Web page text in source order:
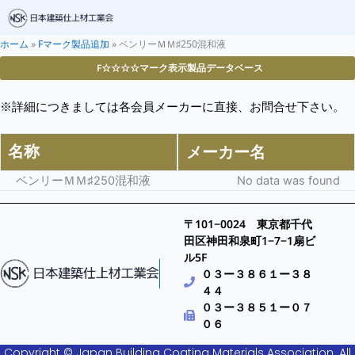
ホーム » Fマーク製品追加 »ベンリーＭＭ♯250混和液
F☆☆☆☆マーク表示製品データベース
※詳細につきましては各会員メーカーに直接、お問合せ下さい。
名称 メーカー名
ベンリーＭＭ♯250混和液 No data was found
〒101−0024 東京都千代
田区神田和泉町1−7−1扇ビ
ル5F
０３ー３８６１ー３８
４４
０３ー３８５１ー０７
０６